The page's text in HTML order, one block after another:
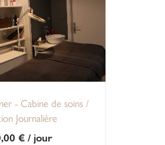
- Cabine de soins /
Journalière
€ / jour